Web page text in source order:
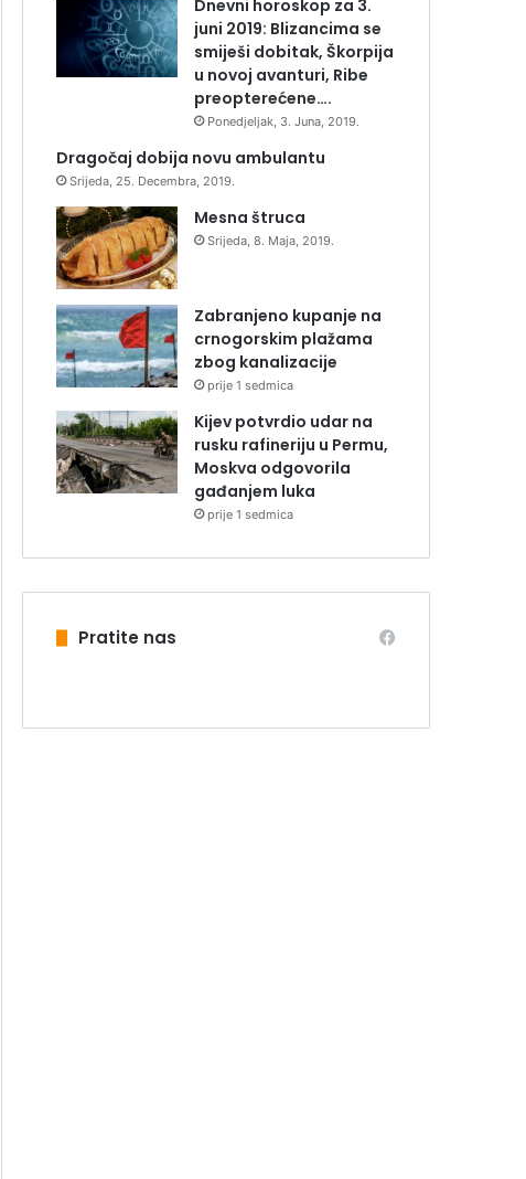
Dnevni horoskop za 3.
juni 2019: Blizancima se
smiješi dobitak, Škorpija
u novoj avanturi, Ribe
preopterećene….
Ponedjeljak, 3. Juna, 2019.
Dragočaj dobija novu ambulantu
Srijeda, 25. Decembra, 2019.
Mesna štruca
Srijeda, 8. Maja, 2019.
Zabranjeno kupanje na
crnogorskim plažama
zbog kanalizacije
prije 1 sedmica
Kijev potvrdio udar na
rusku rafineriju u Permu,
Moskva odgovorila
gađanjem luka
prije 1 sedmica
Pratite nas